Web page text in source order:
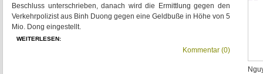
Beschluss unterschrieben, danach wird die Ermittlung gegen den
Verkehrpolizist aus Binh Duong gegen eine Geldbuße in Höhe von 5
Mio. Dong eingestellt.
WEITERLESEN:
Kommentar (0)